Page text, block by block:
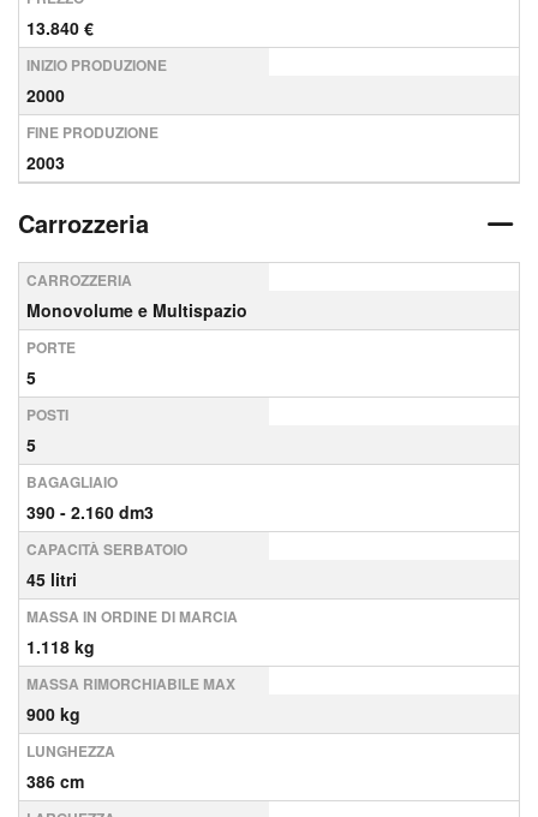
13.840 €
INIZIO PRODUZIONE
2000
FINE PRODUZIONE
2003
Carrozzeria
CARROZZERIA
Monovolume e Multispazio
PORTE
5
POSTI
5
BAGAGLIAIO
390 - 2.160 dm3
CAPACITÀ SERBATOIO
45 litri
MASSA IN ORDINE DI MARCIA
1.118 kg
MASSA RIMORCHIABILE MAX
900 kg
LUNGHEZZA
386 cm